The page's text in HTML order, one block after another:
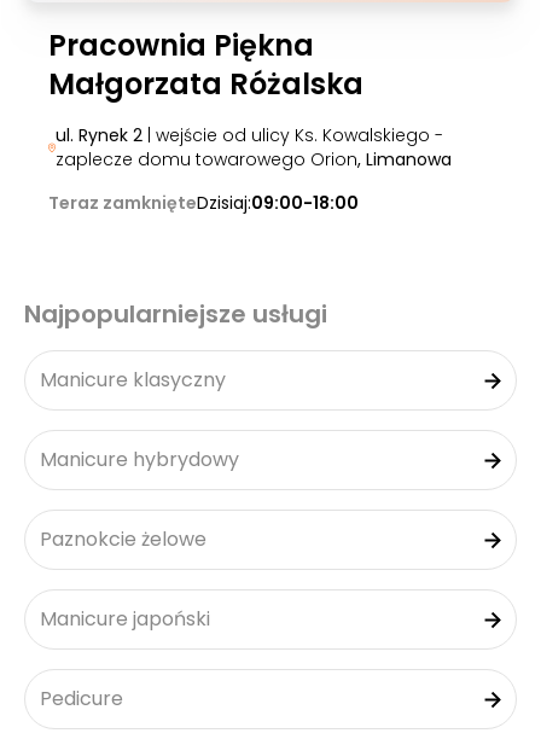
Pracownia Piękna
Małgorzata Różalska
ul. Rynek 2| wejście od ulicy Ks. Kowalskiego -
zaplecze domu towarowego Orion, Limanowa
Teraz zamknięteDzisiaj:09:00-18:00
Najpopularniejsze usługi
Manicure klasyczny
Manicure hybrydowy
Paznokcie żelowe
Manicure japoński
Pedicure